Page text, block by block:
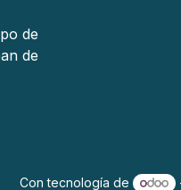
de
de
Con tecnología de